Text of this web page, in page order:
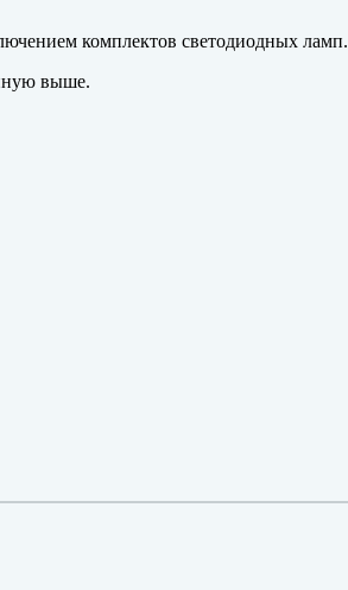
комплектов светодиодных ламп.
выше.